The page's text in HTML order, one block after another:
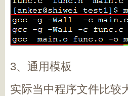
3、通用模板
实际当中程序文件比较